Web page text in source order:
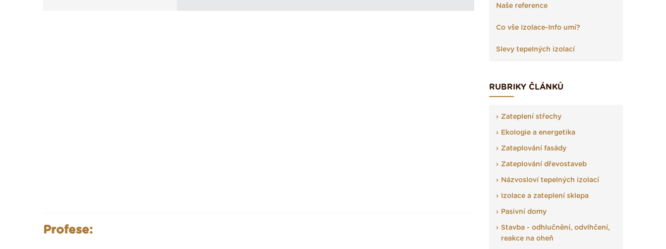
Profese:
Naše reference
Co vše Izolace-Info umí?
Slevy tepelných izolací
RUBRIKY ČLÁNKŮ
Zateplení střechy
Ekologie a energetika
Zateplování fasády
Zateplování dřevostaveb
Názvosloví tepelných izolací
Izolace a zateplení sklepa
Pasivní domy
Stavba - odhlučnění, odvlhčení,
reakce na oheň